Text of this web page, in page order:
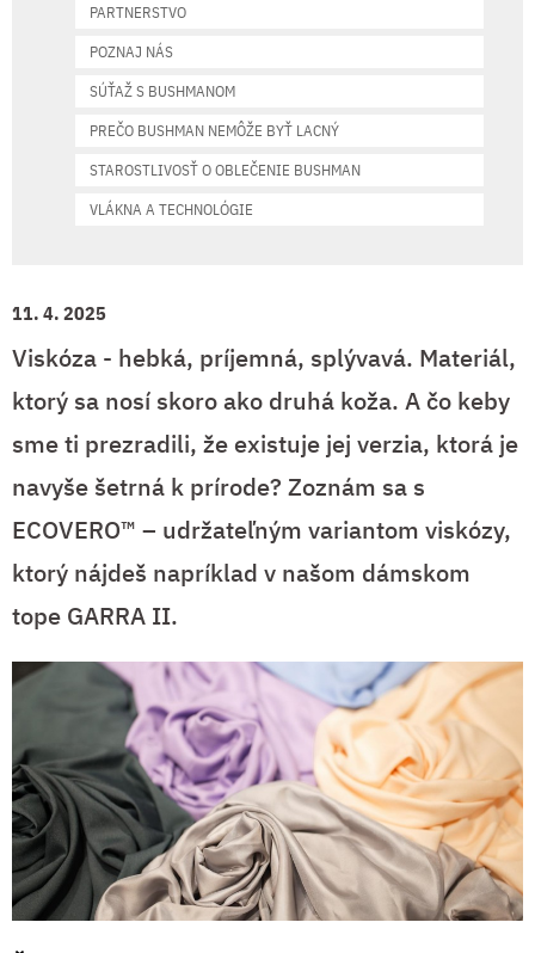
11. 4. 2025
Viskóza - hebká, príjemná, splývavá. Materiál,
ktorý sa nosí skoro ako druhá koža. A čo keby
sme ti prezradili, že existuje jej verzia, ktorá je
navyše šetrná k prírode? Zoznám sa s
ECOVERO™ – udržateľným variantom viskózy,
ktorý nájdeš napríklad v našom dámskom
tope GARRA II.
PARTNERSTVO
POZNAJ NÁS
SÚŤAŽ S BUSHMANOM
PREČO BUSHMAN NEMÔŽE BYŤ LACNÝ
STAROSTLIVOSŤ O OBLEČENIE BUSHMAN
VLÁKNA A TECHNOLÓGIE